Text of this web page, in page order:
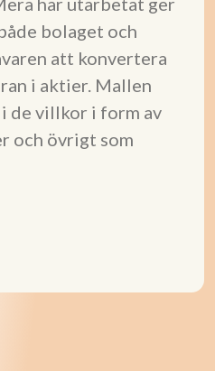
bolaget och
att konvertera
i aktier. Mallen
de villkor i form av
och övrigt som